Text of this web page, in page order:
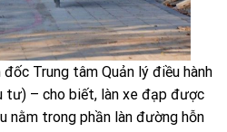
Trung tâm Quản lý điều hành
tư) – cho biết, làn xe đạp được
nằm trong phần làn đường hỗn